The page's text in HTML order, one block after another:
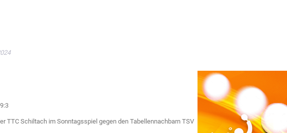
TTC Schiltach im Sonntagsspiel gegen den Tabellennachbarn TSV